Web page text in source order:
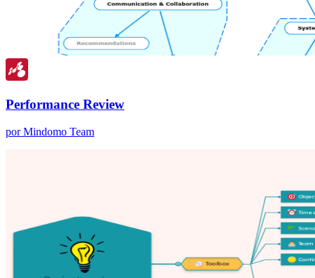
Performance Review
por Mindomo Team